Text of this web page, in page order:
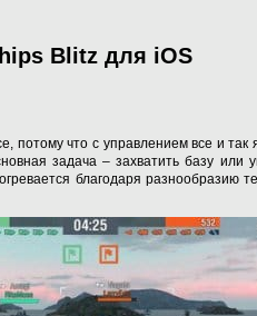
Blitz для iOS
потому что с управлением все и
задача – захватить базу или
благодаря разнообразию